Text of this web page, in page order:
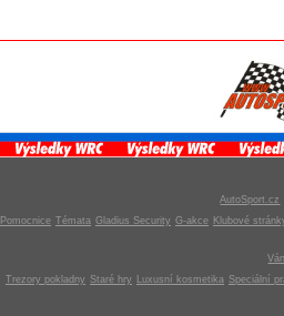
AutoSport.cz
Pomocnice Témata Gladius Security G-akce Klubové
Trezory pokladny Staré hry Luxusní kosmetika Speciální